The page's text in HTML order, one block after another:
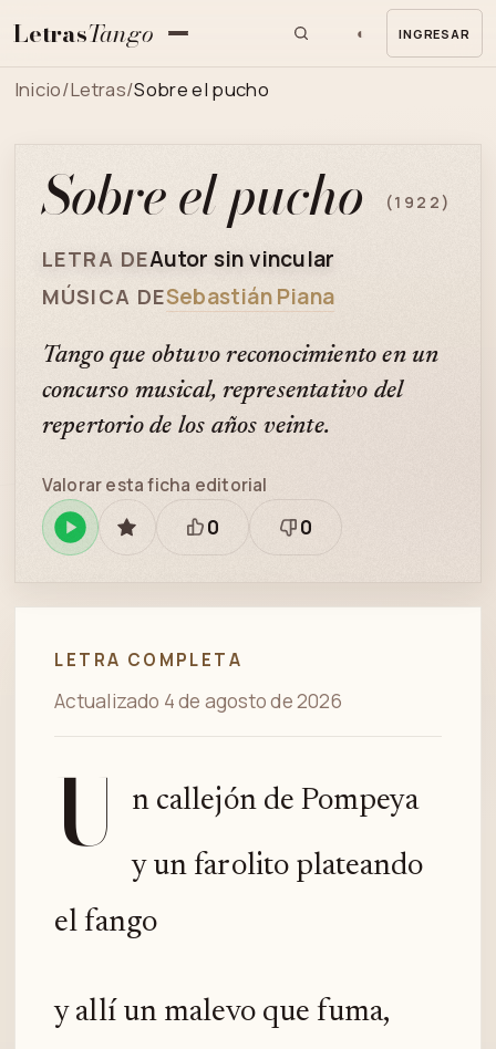
LetrasTango ◐ INGRESAR
Inicio/Letras/Sobre el pucho
Sobre el pucho (1922)
LETRA DEAutor sin vincular
MÚSICA DESebastián Piana
Tango que obtuvo reconocimiento en un
concurso musical, representativo del
repertorio de los años veinte.
ReproducirGUARDAR
Valorar esta ficha editorial
Está
0
Necesita
0
LETRA COMPLETA
Actualizado 4 de agosto de 2026
U n callejón de Pompeya
y un farolito plateando
el fango
y allí un malevo que fuma,